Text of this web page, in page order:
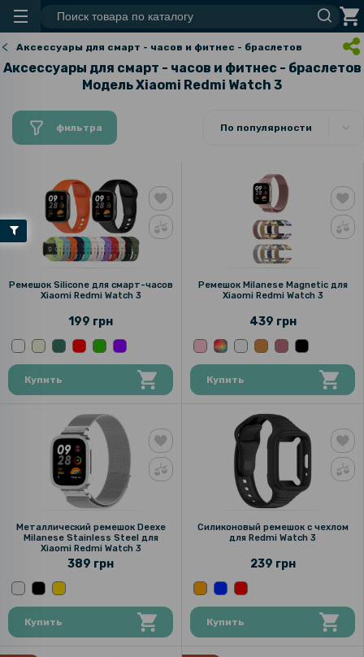
Аксессуары для смарт - часов и фитнес - браслетов
Аксессуары для смарт - часов и фитнес - браслетов
Модель Xiaomi Redmi Watch 3
фильтра По популярности
Ремешок Silicone для смарт-часов
Xiaomi Redmi Watch 3
199 грн
Купить
Ремешок Milanese Magnetic для
Xiaomi Redmi Watch 3
439 грн
Купить
Металлический ремешок Deexe
Milanese Stainless Steel для
Xiaomi Redmi Watch 3
389 грн
Купить
Силиконовый ремешок с чехлом
для Redmi Watch 3
239 грн
Купить